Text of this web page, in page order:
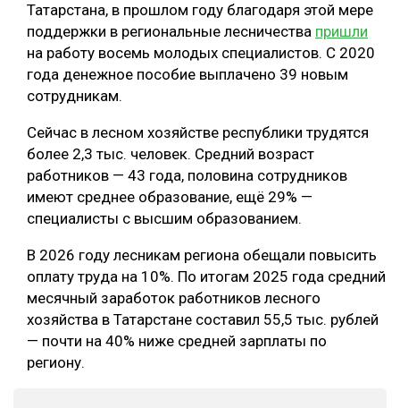
Татарстана, в прошлом году благодаря этой мере
поддержки в региональные лесничества пришли
на работу восемь молодых специалистов. С 2020
года денежное пособие выплачено 39 новым
сотрудникам.
Сейчас в лесном хозяйстве республики трудятся
более 2,3 тыс. человек. Средний возраст
работников — 43 года, половина сотрудников
имеют среднее образование, ещё 29% —
специалисты с высшим образованием.
В 2026 году лесникам региона обещали повысить
оплату труда на 10%. По итогам 2025 года средний
месячный заработок работников лесного
хозяйства в Татарстане составил 55,5 тыс. рублей
— почти на 40% ниже средней зарплаты по
региону.